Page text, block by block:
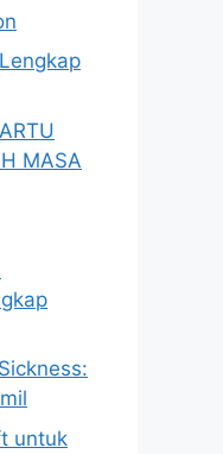
MASA
untuk